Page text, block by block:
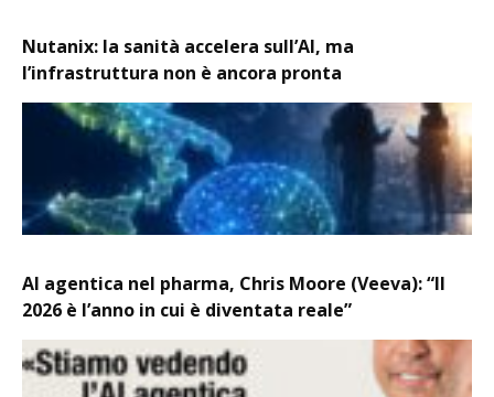
Nutanix: la sanità accelera sull’AI, ma
l’infrastruttura non è ancora pronta
AI agentica nel pharma, Chris Moore (Veeva): “Il
2026 è l’anno in cui è diventata reale”